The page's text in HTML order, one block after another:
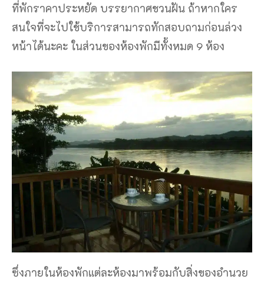
ที่พักราคาประหยัด บรรยากาศชวนฝัน ถ้าหากใคร
สนใจที่จะไปใช้บริการสามารถทักสอบถามก่อนล่วง
หน้าได้นะคะ ในส่วนของห้องพักมีทั้งหมด 9 ห้อง
ซึ่งภายในห้องพักแต่ละห้องมาพร้อมกับสิ่งของอำนวย